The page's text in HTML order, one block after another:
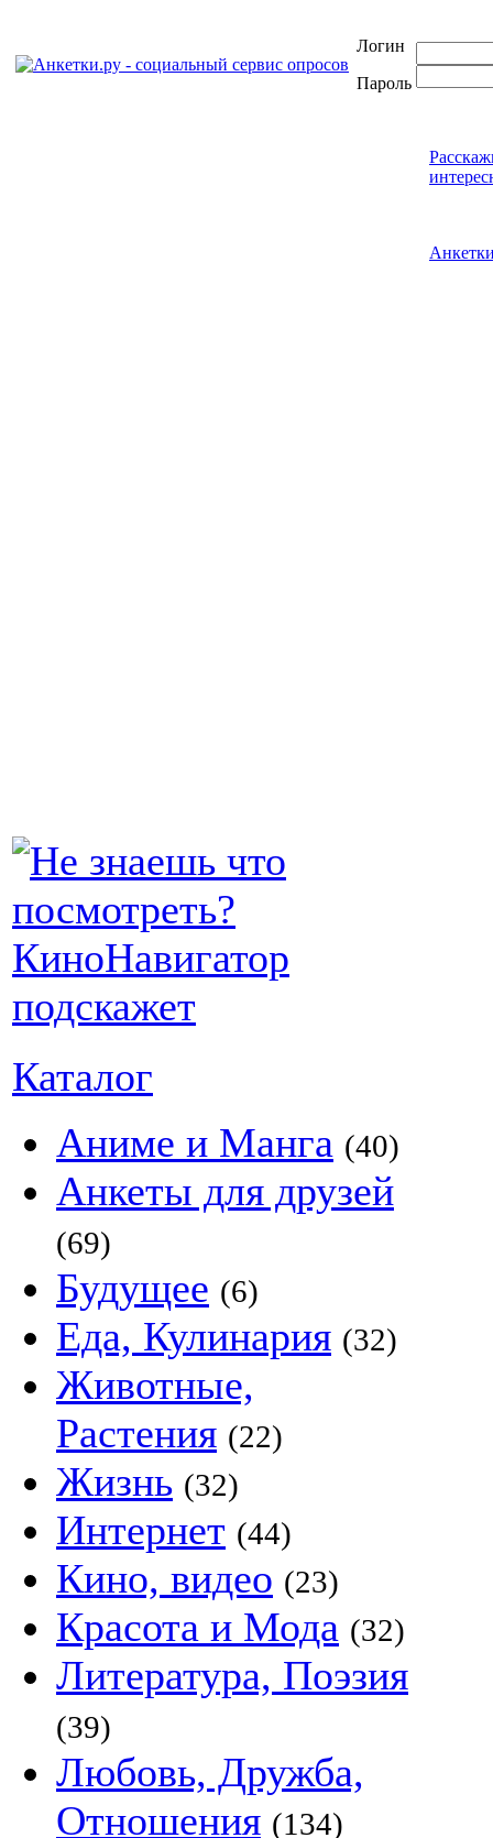
Логин
Пароль
Каталог
Аниме и Манга (40)
Анкеты для друзей
(69)
Будущее (6)
Еда, Кулинария (32)
Животные,
Растения (22)
Жизнь (32)
Интернет (44)
Кино, видео (23)
Красота и Мода (32)
Литература, Поэзия
(39)
Любовь, Дружба,
Отношения (134)